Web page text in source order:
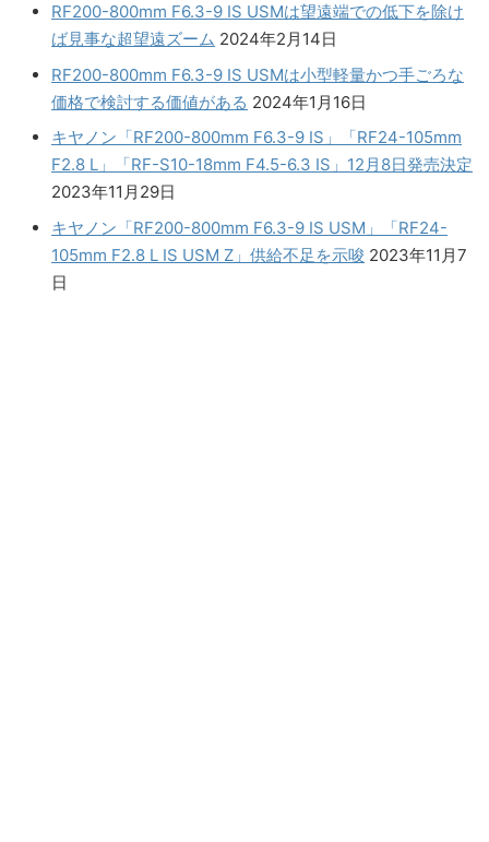
RF200-800mm F6.3-9 IS USMは望遠端での低下を除け
ば見事な超望遠ズーム 2024年2月14日
RF200-800mm F6.3-9 IS USMは小型軽量かつ手ごろな
価格で検討する価値がある 2024年1月16日
キヤノン「RF200-800mm F6.3-9 IS」「RF24-105mm
F2.8 L」「RF-S10-18mm F4.5-6.3 IS」12月8日発売決定
2023年11月29日
キヤノン「RF200-800mm F6.3-9 IS USM」「RF24-
105mm F2.8 L IS USM Z」供給不足を示唆 2023年11月7
日